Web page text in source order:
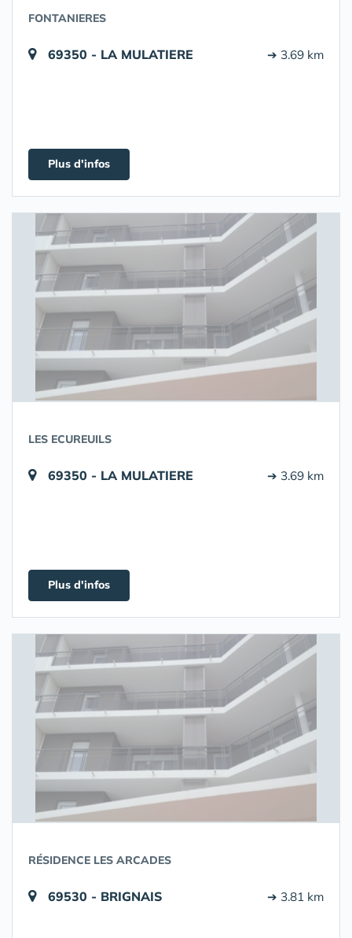
FONTANIERES
69350 - LA MULATIERE ➔ 3.69 km
Plus d'infos
LES ECUREUILS
69350 - LA MULATIERE ➔ 3.69 km
Plus d'infos
RÉSIDENCE LES ARCADES
69530 - BRIGNAIS ➔ 3.81 km